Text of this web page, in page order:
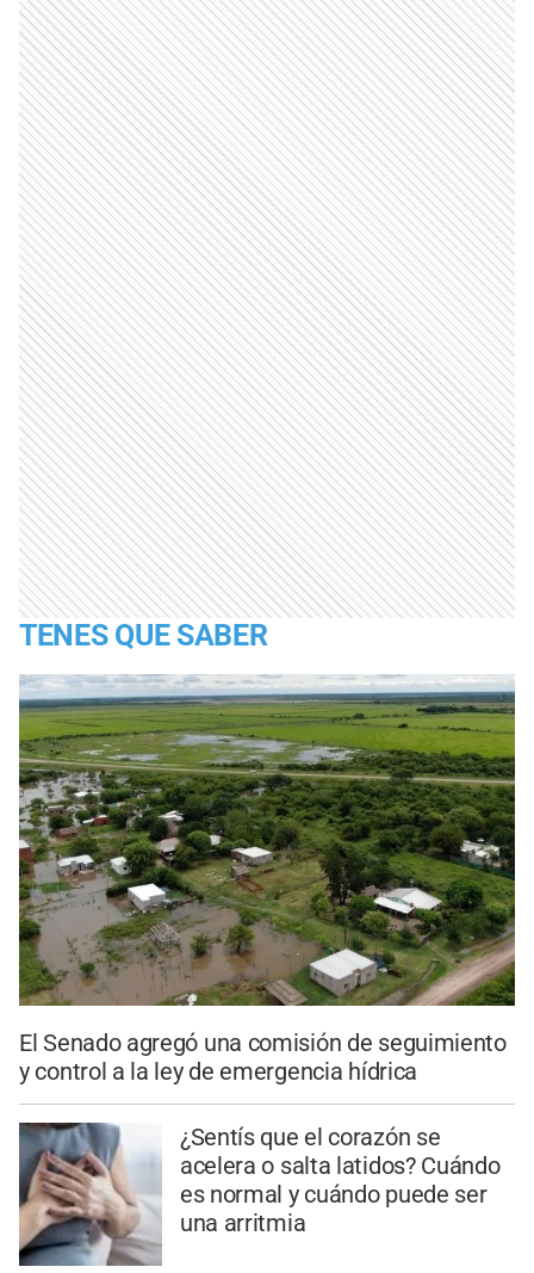
TENES QUE SABER
El Senado agregó una comisión de seguimiento
y control a la ley de emergencia hídrica
¿Sentís que el corazón se
acelera o salta latidos? Cuándo
es normal y cuándo puede ser
una arritmia